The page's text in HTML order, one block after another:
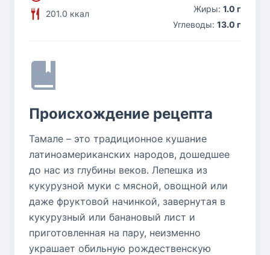
201.0 ккал
Жиры: 1.0 г
Углеводы: 13.0 г
Происхождение рецепта
Тамале – это традиционное кушание
латиноамериканских народов, дошедшее
до нас из глубины веков. Лепешка из
кукурузной муки с мясной, овощной или
даже фруктовой начинкой, завернутая в
кукурузный или банановый лист и
приготовленная на пару, неизменно
украшает обильную рождественскую